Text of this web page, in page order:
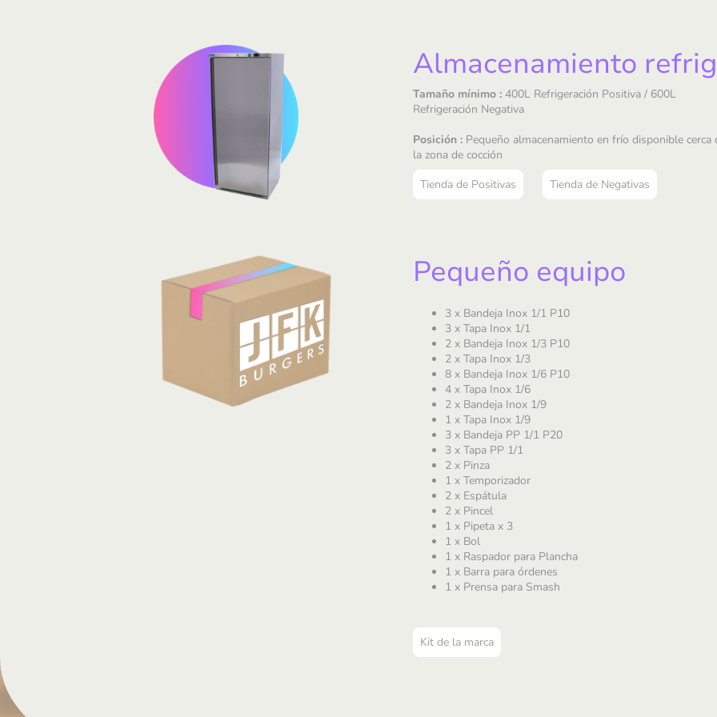
Almacenamiento
Tamaño mínimo : 400L Refrigeración Positiva / 600L
Refrigeración Negativa
Posición : Pequeño almacenamiento en frío disponible cerca
la zona de cocción
Tienda de Positivas
Pequeño equipo
3 x Bandeja Inox 1/1 P10
3 x Tapa Inox 1/1
2 x Bandeja Inox 1/3 P10
2 x Tapa Inox 1/3
8 x Bandeja Inox 1/6 P10
4 x Tapa Inox 1/6
2 x Bandeja Inox 1/9
1 x Tapa Inox 1/9
3 x Bandeja PP 1/1 P20
3 x Tapa PP 1/1
2 x Pinza
1 x Temporizador
2 x Espátula
2 x Pincel
1 x Pipeta x 3
1 x Bol
1 x Raspador para Plancha
1 x Barra para órdenes
1 x Prensa para Smash
Kit de la marca
Tienda de Negativas